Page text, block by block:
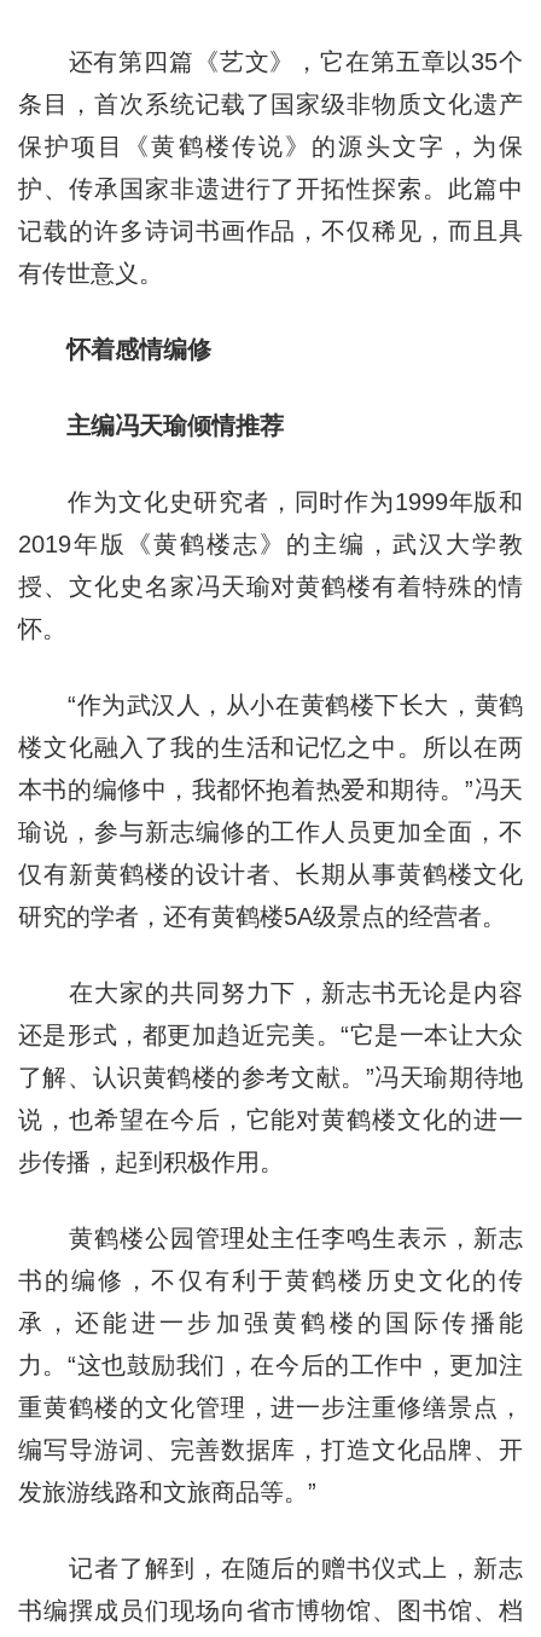
还有第四篇《艺文》，它在第五章以35个
条目，首次系统记载了国家级非物质文化遗产
保护项目《黄鹤楼传说》的源头文字，为保
护、传承国家非遗进行了开拓性探索。此篇中
记载的许多诗词书画作品，不仅稀见，而且具
有传世意义。
怀着感情编修
主编冯天瑜倾情推荐
作为文化史研究者，同时作为1999年版和
2019年版《黄鹤楼志》的主编，武汉大学教
授、文化史名家冯天瑜对黄鹤楼有着特殊的情
怀。
“作为武汉人，从小在黄鹤楼下长大，黄鹤
楼文化融入了我的生活和记忆之中。所以在两
本书的编修中，我都怀抱着热爱和期待。”冯天
瑜说，参与新志编修的工作人员更加全面，不
仅有新黄鹤楼的设计者、长期从事黄鹤楼文化
研究的学者，还有黄鹤楼5A级景点的经营者。
在大家的共同努力下，新志书无论是内容
还是形式，都更加趋近完美。“它是一本让大众
了解、认识黄鹤楼的参考文献。”冯天瑜期待地
说，也希望在今后，它能对黄鹤楼文化的进一
步传播，起到积极作用。
黄鹤楼公园管理处主任李鸣生表示，新志
书的编修，不仅有利于黄鹤楼历史文化的传
承，还能进一步加强黄鹤楼的国际传播能
力。“这也鼓励我们，在今后的工作中，更加注
重黄鹤楼的文化管理，进一步注重修缮景点，
编写导游词、完善数据库，打造文化品牌、开
发旅游线路和文旅商品等。”
记者了解到，在随后的赠书仪式上，新志
书编撰成员们现场向省市博物馆、图书馆、档